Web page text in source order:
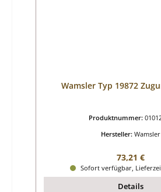
Wamsler Typ 19872
Produktnummer:
Hersteller: Wamsler
Regulärer
73,21 €
Sofort verfügbar,
Details